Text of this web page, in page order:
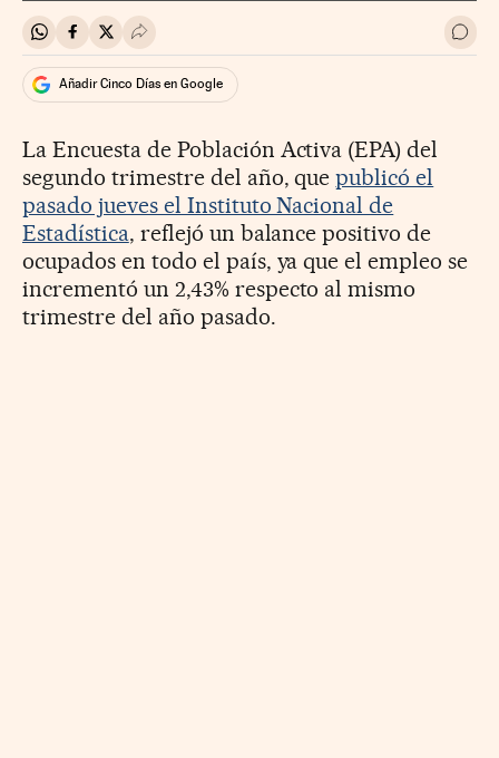
Compartir en Whatsapp
Compartir en Facebook
Compartir en Twitter
Desplegar Redes Sociales Ir a
Añadir Cinco Días en Google
La Encuesta de Población Activa (EPA) del
segundo trimestre del año, quepublicó el
pasado jueves el Instituto Nacional de
Estadística, reflejó un balance positivo de
ocupados en todo el país, ya que el empleo se
incrementó un 2,43% respecto al mismo
trimestre del año pasado.